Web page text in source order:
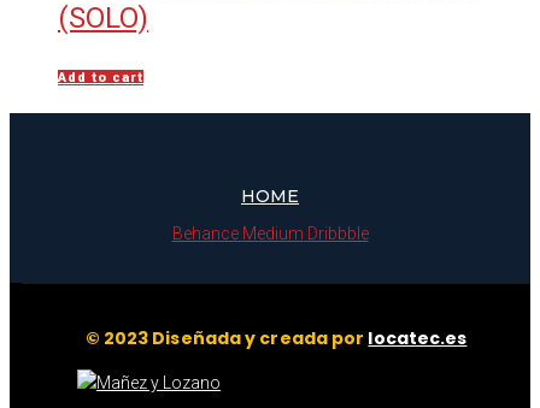
(SOLO)
Add to cart
HOME
Behance Medium Dribbble
© 2023 Diseñada y creada por locatec.es